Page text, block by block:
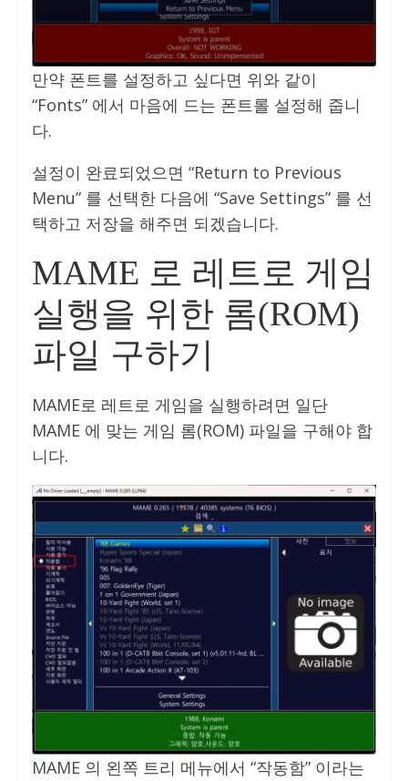
만약 폰트를 설정하고 싶다면 위와 같이
“Fonts” 에서 마음에 드는 폰트롤 설정해 줍니
다.
설정이 완료되었으면 “Return to Previous
Menu” 를 선택한 다음에 “Save Settings” 를 선
택하고 저장을 해주면 되겠습니다.
MAME 로 레트로 게임
실행을 위한 롬(ROM)
파일 구하기
MAME로 레트로 게임을 실행하려면 일단
MAME 에 맞는 게임 롬(ROM) 파일을 구해야 합
니다.
MAME 의 왼쪽 트리 메뉴에서 “작동함” 이라는